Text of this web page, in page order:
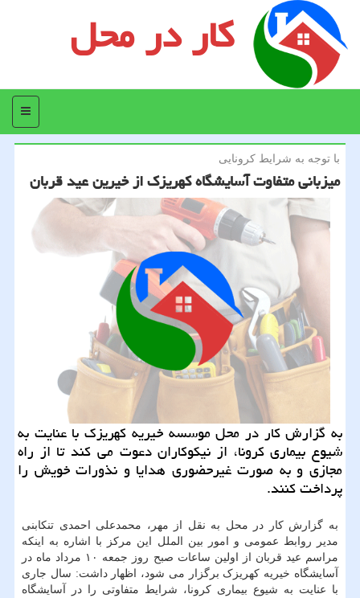
کار در محل
منو
با توجه به شرایط كرونایی
میزبانی متفاوت آسایشگاه كهریزك از خیرین عید قربان
به گزارش كار در محل موسسه خیریه كهریزك با عنایت به
شیوع بیماری كرونا، از نیكوكاران دعوت می كند تا از راه
مجازی و به صورت غیرحضوری هدایا و نذورات خویش را
پرداخت كنند.
به گزارش کار در محل به نقل از مهر، محمدعلی احمدی تنکابنی
مدیر روابط عمومی و امور بین الملل این مرکز با اشاره به اینکه
مراسم عید قربان از اولین ساعات صبح روز جمعه ۱۰ مرداد ماه در
آسایشگاه خیریه کهریزک برگزار می شود، اظهار داشت: سال جاری
با عنایت به شیوع بیماری کرونا، شرایط متفاوتی را در آسایشگاه